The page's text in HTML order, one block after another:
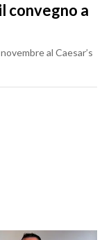
convegno a
al Caesar’s